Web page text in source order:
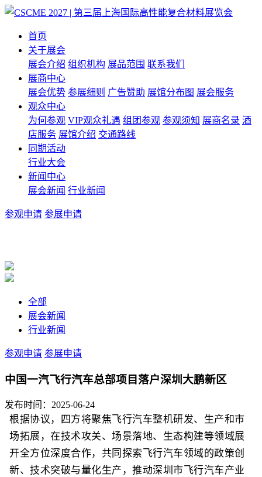
首页
关于展会
展会介绍 组织机构 展品范围 联系我们
展商中心
展会优势 参展细则 广告赞助 展馆分布图 展会服务
观众中心
为何参观 VIP观众礼遇 组团参观 参观须知 展商名录 酒
店服务 展馆介绍 交通路线
同期活动
行业大会
新闻中心
展会新闻 行业新闻
参观申请 参展申请
全部
展会新闻
行业新闻
参观申请 参展申请
中国一汽飞行汽车总部项目落户深圳大鹏新区
发布时间：2025-06-24
根据协议，四方将聚焦飞行汽车整机研发、生产和市
场拓展，在技术攻关、场景落地、生态构建等领域展
开全方位深度合作，共同探索飞行汽车领域的政策创
新、技术突破与量化生产，推动深圳市飞行汽车产业